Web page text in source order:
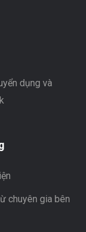
dụng và
chuyên gia bên